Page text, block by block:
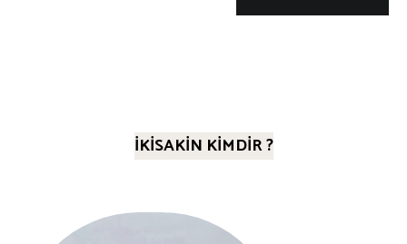
İKİSAKİN KİMDİR ?